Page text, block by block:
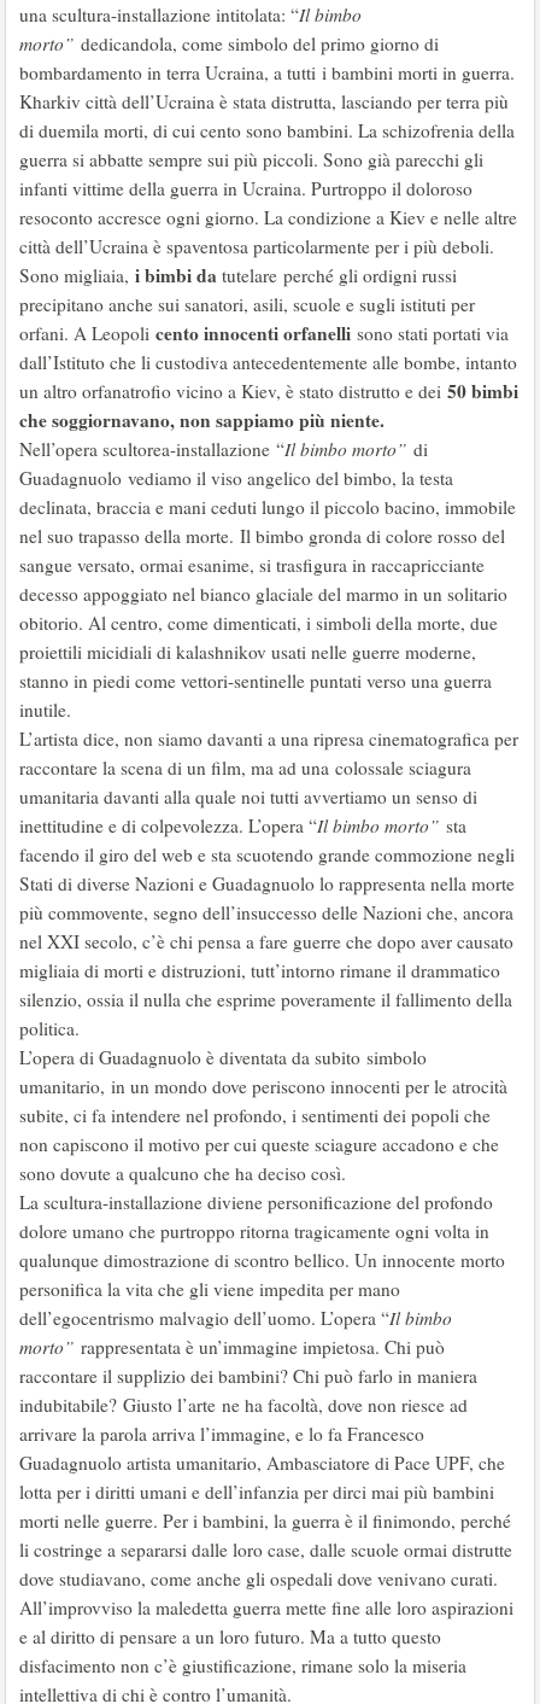
una scultura-installazione intitolata: “Il bimbo
morto” dedicandola, come simbolo del primo giorno di
bombardamento in terra Ucraina, a tutti i bambini morti in guerra.
Kharkiv città dell’Ucraina è stata distrutta, lasciando per terra più
di duemila morti, di cui cento sono bambini. La schizofrenia della
guerra si abbatte sempre sui più piccoli. Sono già parecchi gli
infanti vittime della guerra in Ucraina. Purtroppo il doloroso
resoconto accresce ogni giorno. La condizione a Kiev e nelle altre
città dell’Ucraina è spaventosa particolarmente per i più deboli.
Sono migliaia, i bimbi da tutelare perché gli ordigni russi
precipitano anche sui sanatori, asili, scuole e sugli istituti per
orfani. A Leopoli cento innocenti orfanelli sono stati portati via
dall’Istituto che li custodiva antecedentemente alle bombe, intanto
un altro orfanatrofio vicino a Kiev, è stato distrutto e dei 50 bimbi
che soggiornavano, non sappiamo più niente.
Nell’opera scultorea-installazione “Il bimbo morto” di
Guadagnuolo vediamo il viso angelico del bimbo, la testa
declinata, braccia e mani ceduti lungo il piccolo bacino, immobile
nel suo trapasso della morte. Il bimbo gronda di colore rosso del
sangue versato, ormai esanime, si trasfigura in raccapricciante
decesso appoggiato nel bianco glaciale del marmo in un solitario
obitorio. Al centro, come dimenticati, i simboli della morte, due
proiettili micidiali di kalashnikov usati nelle guerre moderne,
stanno in piedi come vettori-sentinelle puntati verso una guerra
inutile.
L’artista dice, non siamo davanti a una ripresa cinematografica per
raccontare la scena di un film, ma ad una colossale sciagura
umanitaria davanti alla quale noi tutti avvertiamo un senso di
inettitudine e di colpevolezza. L’opera “Il bimbo morto” sta
facendo il giro del web e sta scuotendo grande commozione negli
Stati di diverse Nazioni e Guadagnuolo lo rappresenta nella morte
più commovente, segno dell’insuccesso delle Nazioni che, ancora
nel XXI secolo, c’è chi pensa a fare guerre che dopo aver causato
migliaia di morti e distruzioni, tutt’intorno rimane il drammatico
silenzio, ossia il nulla che esprime poveramente il fallimento della
politica.
L’opera di Guadagnuolo è diventata da subito simbolo
umanitario, in un mondo dove periscono innocenti per le atrocità
subite, ci fa intendere nel profondo, i sentimenti dei popoli che
non capiscono il motivo per cui queste sciagure accadono e che
sono dovute a qualcuno che ha deciso così.
La scultura-installazione diviene personificazione del profondo
dolore umano che purtroppo ritorna tragicamente ogni volta in
qualunque dimostrazione di scontro bellico. Un innocente morto
personifica la vita che gli viene impedita per mano
dell’egocentrismo malvagio dell’uomo. L’opera “Il bimbo
morto” rappresentata è un’immagine impietosa. Chi può
raccontare il supplizio dei bambini? Chi può farlo in maniera
indubitabile? Giusto l’arte ne ha facoltà, dove non riesce ad
arrivare la parola arriva l’immagine, e lo fa Francesco
Guadagnuolo artista umanitario, Ambasciatore di Pace UPF, che
lotta per i diritti umani e dell’infanzia per dirci mai più bambini
morti nelle guerre. Per i bambini, la guerra è il finimondo, perché
li costringe a separarsi dalle loro case, dalle scuole ormai distrutte
dove studiavano, come anche gli ospedali dove venivano curati.
All’improvviso la maledetta guerra mette fine alle loro aspirazioni
e al diritto di pensare a un loro futuro. Ma a tutto questo
disfacimento non c’è giustificazione, rimane solo la miseria
intellettiva di chi è contro l’umanità.